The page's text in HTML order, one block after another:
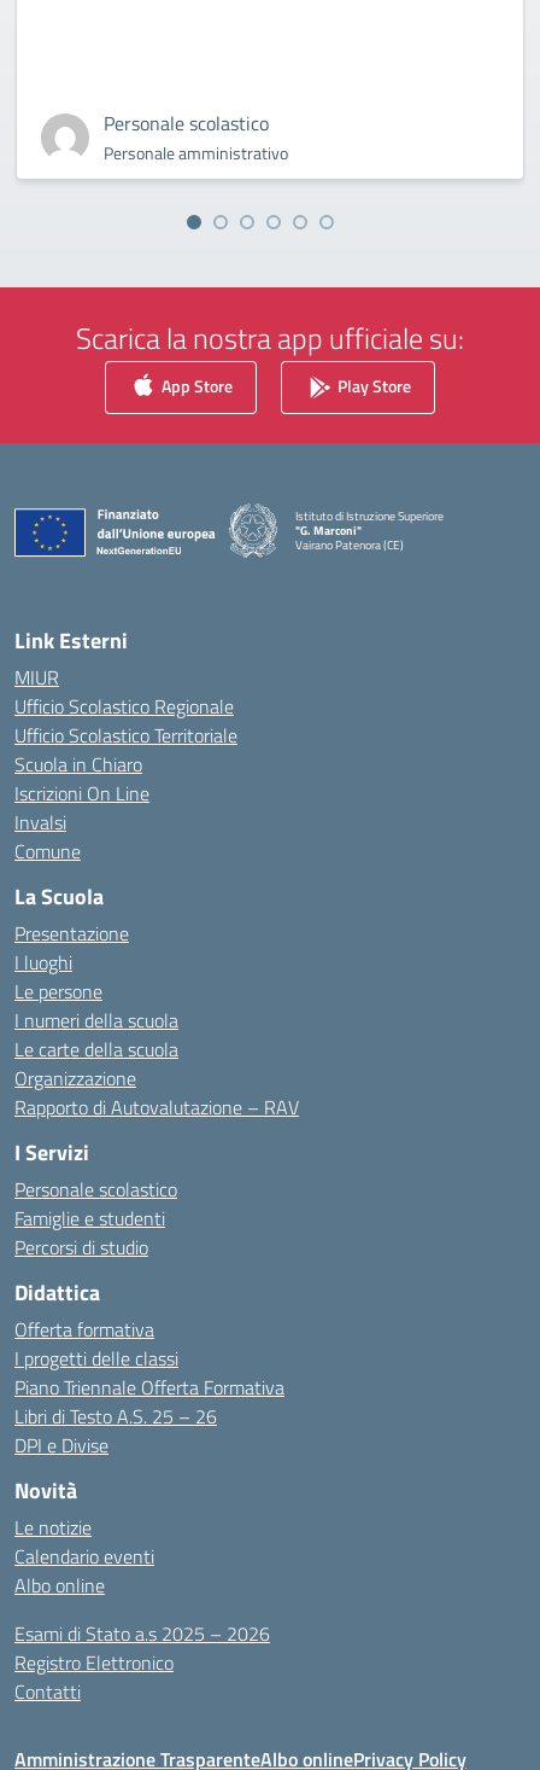
Personale scolastico
Personale amministrativo
Scarica la nostra app ufficiale su:
App Store Play Store
Istituto di Istruzione Superiore
"G. Marconi"
Vairano Patenora (CE)
Link Esterni
MIUR
Ufficio Scolastico Regionale
Ufficio Scolastico Territoriale
Scuola in Chiaro
Iscrizioni On Line
Invalsi
Comune
La Scuola
Presentazione
I luoghi
Le persone
I numeri della scuola
Le carte della scuola
Organizzazione
Rapporto di Autovalutazione – RAV
I Servizi
Personale scolastico
Famiglie e studenti
Percorsi di studio
Didattica
Offerta formativa
I progetti delle classi
Piano Triennale Offerta Formativa
Libri di Testo A.S. 25 – 26
DPI e Divise
Novità
Le notizie
Calendario eventi
Albo online
Esami di Stato a.s 2025 – 2026
Registro Elettronico
Contatti
Amministrazione TrasparenteAlbo onlinePrivacy Policy